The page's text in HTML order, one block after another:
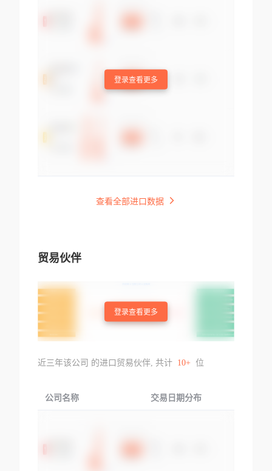
登录查看更多
查看全部进口数据
贸易伙伴
登录查看更多
近三年该公司 的进口贸易伙伴, 共计 10+ 位
公司名称 交易日期分布